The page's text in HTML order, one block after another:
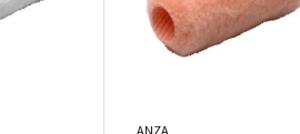
ANZA